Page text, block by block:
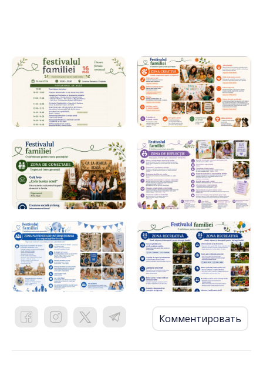
Комментировать